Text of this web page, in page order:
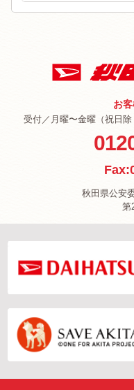
お
受付／月曜〜金曜（祝日除
秋田県公安
第